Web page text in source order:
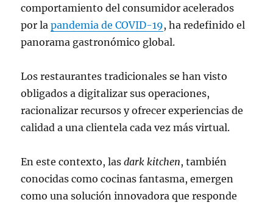
comportamiento del consumidor acelerados
por lapandemia de COVID-19, ha redefinido el
panorama gastronómico global.
Los restaurantes tradicionales se han visto
obligados a digitalizar sus operaciones,
racionalizar recursos y ofrecer experiencias de
calidad a una clientela cada vez más virtual.
En este contexto, lasdark kitchen, también
conocidas como cocinas fantasma, emergen
como una solución innovadora que responde